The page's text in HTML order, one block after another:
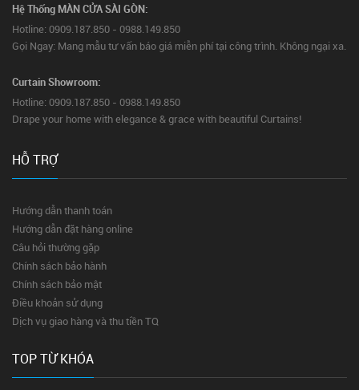
Hệ Thống MÀN CỬA SÀI GÒN:
Hotline: 0909.187.850 - 0988.149.850
Gọi Ngay: Mang mẫu tư vấn báo giá miễn phí tại công trình. Không ngại xa.
Curtain Showroom:
Hotline: 0909.187.850 - 0988.149.850
Drape your home with elegance & grace with beautiful Curtains!
HỖ TRỢ
Hướng dẫn thanh toán
Hướng dẫn đặt hàng online
Câu hỏi thường gặp
Chính sách bảo hành
Chính sách bảo mật
Điều khoản sử dụng
Dịch vụ giao hàng và thu tiền TQ
TOP TỪ KHÓA